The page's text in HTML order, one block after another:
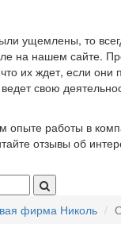
ущемлены, то
на нашем сайте.
их ждет, если они
свою
опыте работы в
отзывы об
фирма Николь